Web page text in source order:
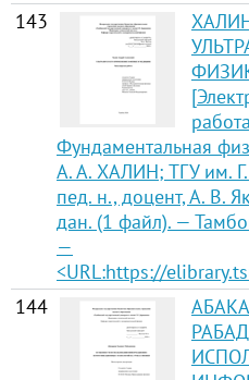
143
Фундаментальная
А. А. ХАЛИН; ТГУ им.
пед. н., доцент, А. В.
дан. (1 файл). —
—
<URL:https://
144